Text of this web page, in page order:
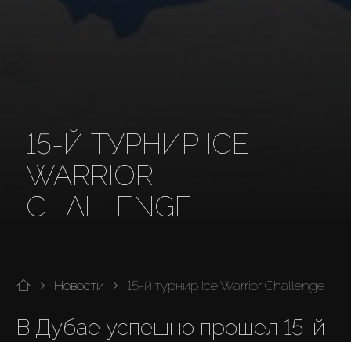
15-Й ТУРНИР ICE
WARRIOR
CHALLENGE
Новости 15-й турнир Ice Warrior Challenge
В Дубае успешно прошел 15-й